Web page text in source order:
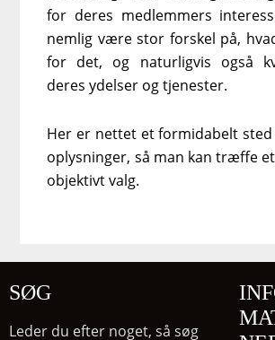
for deres medlemmers
nemlig være stor forskel på,
for det, og naturligvis også
deres ydelser og tjenester.
Her er nettet et formidabelt
oplysninger, så man kan træffe
objektivt valg.
SØG
Leder du efter noget, så søg